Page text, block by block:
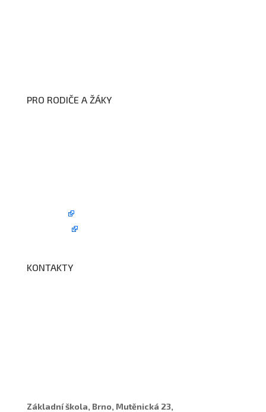
PRO RODIČE A ŽÁKY
KONTAKTY
Základní škola, Brno, Mutěnická 23,